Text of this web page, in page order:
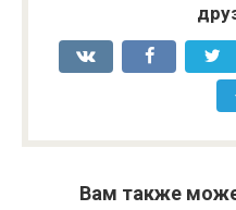
Вам также